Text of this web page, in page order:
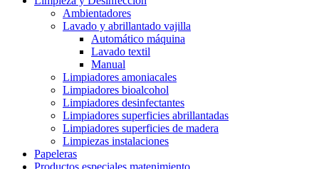
Ambientadores
Lavado y abrillantado vajilla
Automático máquina
Lavado textil
Manual
Limpiadores amoniacales
Limpiadores bioalcohol
Limpiadores desinfectantes
Limpiadores superficies abrillantadas
Limpiadores superficies de madera
Limpiezas instalaciones
Papeleras